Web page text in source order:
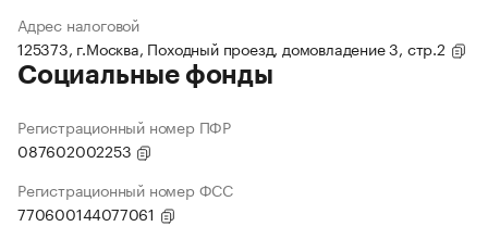
Адрес налоговой
125373, г.Москва, Походный проезд, домовладение 3, стр.2
Социальные фонды
Регистрационный номер ПФР
087602002253
Регистрационный номер ФСС
770600144077061